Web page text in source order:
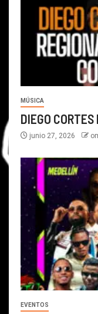
MÚSICA
DIEGO
junio 27, 2026
EVENTOS